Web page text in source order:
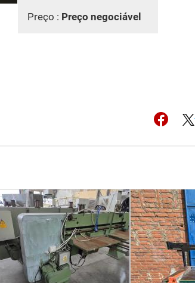
Preço : Preço negociável